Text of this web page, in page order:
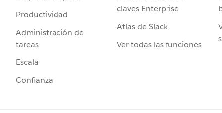
Productividad
Administración de
tareas
Escala
Confianza
claves Enterprise
Atlas de Slack
Ver todas las funciones